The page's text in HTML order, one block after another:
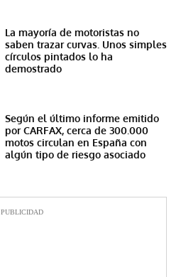
La mayoría de motoristas no
saben trazar curvas. Unos simples
círculos pintados lo ha
demostrado
Según el último informe emitido
por CARFAX, cerca de 300.000
motos circulan en España con
algún tipo de riesgo asociado
PUBLICIDAD